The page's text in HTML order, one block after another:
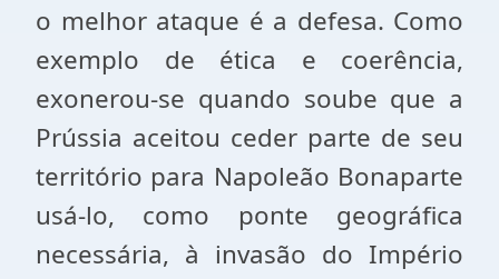
o melhor ataque é a defesa. Como
exemplo de ética e coerência,
exonerou-se quando soube que a
Prússia aceitou ceder parte de seu
território para Napoleão Bonaparte
usá-lo, como ponte geográfica
necessária, à invasão do Império